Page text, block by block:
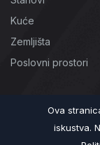
Kuće
Zemljišta
Poslovni prostori
©2026 ZKS.ba |
Uslovi korištenja
Ova
iskustva.